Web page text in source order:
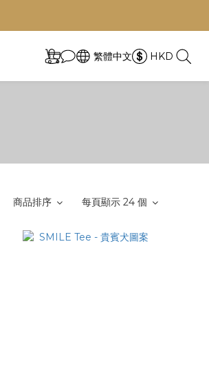
繁體中文 HKD
商品排序 每頁顯示 24 個